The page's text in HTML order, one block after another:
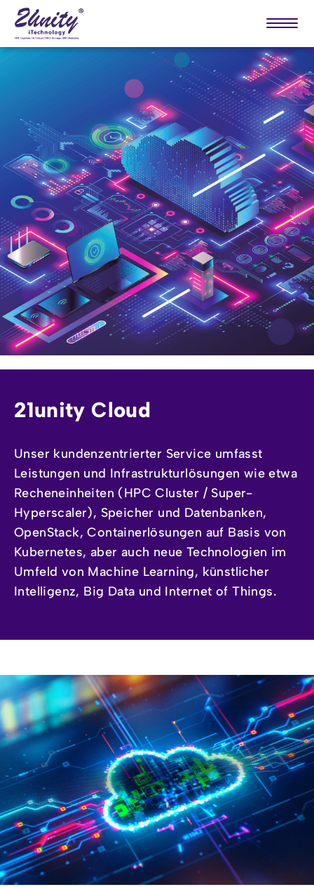
21unity Cloud
Unser kundenzentrierter Service umfasst
Leistungen und Infrastrukturlösungen wie etwa
Recheneinheiten (HPC Cluster / Super-
Hyperscaler), Speicher und Datenbanken,
OpenStack, Containerlösungen auf Basis von
Kubernetes, aber auch neue Technologien im
Umfeld von Machine Learning, künstlicher
Intelligenz, Big Data und Internet of Things.